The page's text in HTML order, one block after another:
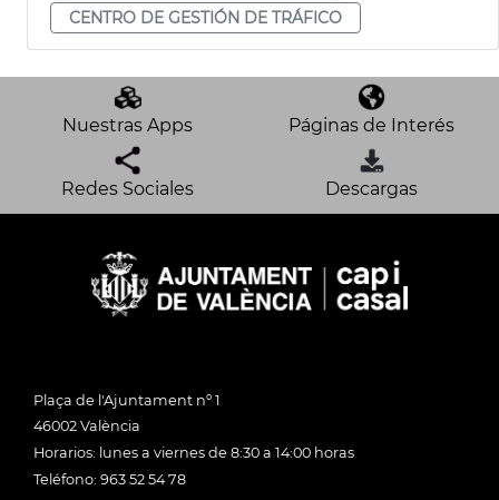
CENTRO DE GESTIÓN DE TRÁFICO
Nuestras Apps Páginas de Interés
Redes Sociales Descargas
Plaça de l'Ajuntament nº 1
46002 València
Horarios: lunes a viernes de 8:30 a 14:00 horas
Teléfono: 963 52 54 78